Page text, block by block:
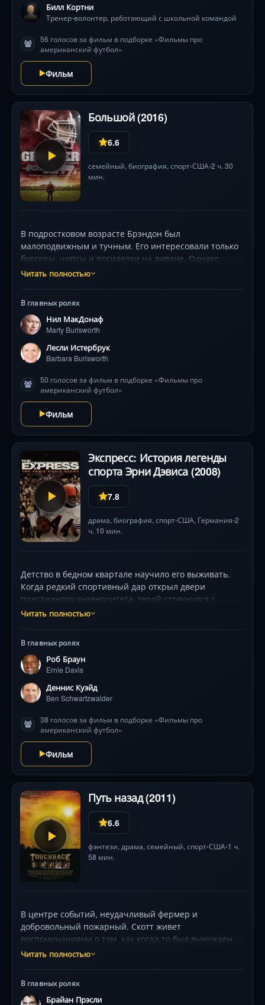
Билл Кортни
Тренер-волонтер, работающий с школьной командой
56 голосов за фильм в подборке «Фильмы про
американский футбол»
Фильм
Большой (2016)
6.6
семейный, биография, спорт•США•2 ч. 30
мин.
В подростковом возрасте Брэндон был
малоподвижным и тучным. Его интересовали только
бургеры, чипсы и посиделки на диване. Однако
понемногу он увлекся спортом и начал играть в
насмешки, но продолжал заниматься спортом. Уже в
20 лет он стал звездой всеамериканской лиги.
Читать полностью
В главных ролях
Нил МакДонаф
Marty Burlsworth
Лесли Истербрук
Barbara Burlsworth
50 голосов за фильм в подборке «Фильмы про
американский футбол»
Фильм
Экспресс: История легенды
спорта Эрни Дэвиса (2008)
7.8
драма, биография, спорт•США, Германия•2
ч. 10 мин.
Детство в бедном квартале научило его выживать.
Когда редкий спортивный дар открыл двери
престижного университета, герой столкнулся с
жестокой реальностью: талант значит меньше цвета
ломает стереотипы на футбольном поле. Каждая игра
— сражение против невидимых барьеров, где
триумфальные тачдауны потрясают стадионы, а за
пределами арены продолжают звучать оскорбления.
Роб Браун создает пронзительный образ
спорта. Его последний рывок к трофею Хейсмана
навсегда войдет в анналы легенд.
Читать полностью
В главных ролях
Роб Браун
Ernie Davis
Деннис Куэйд
Ben Schwartzwalder
38 голосов за фильм в подборке «Фильмы про
американский футбол»
Фильм
Путь назад (2011)
6.6
фэнтези, драма, семейный, спорт•США•1 ч.
58 мин.
В центре событий, неудачливый фермер и
добровольный пожарный. Скотт живет
воспоминаниями о том, как когда-то был вынужден
оставить очень перспективную футбольную карьеру
профессиональной футбольной карьере. Часто с тех
пор герой картины думает о том «Что было бы, если
Читать полностью
В главных ролях
Брайан Прэсли